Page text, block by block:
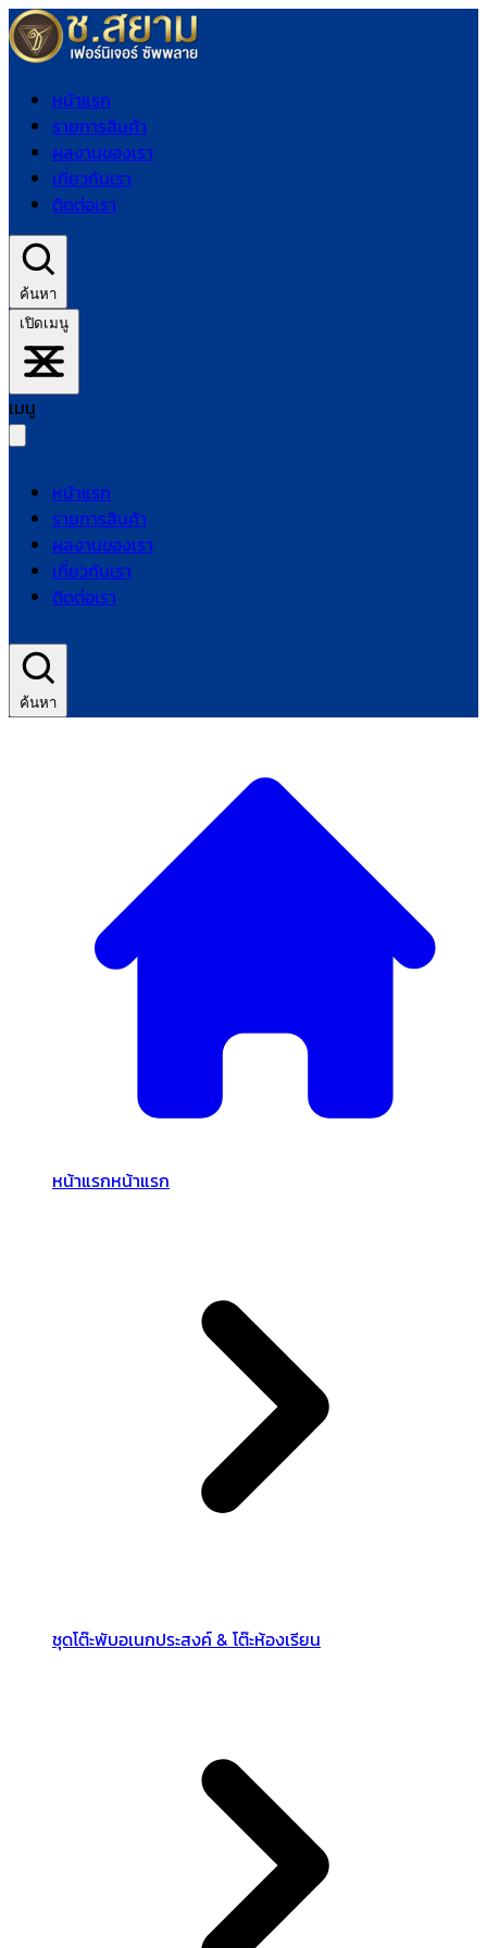
หน้าแรก
รายการสินค้า
ผลงานของเรา
เกี่ยวกับเรา
ติดต่อเรา
ค้นหา
เปิดเมนู
เมนู
หน้าแรก
รายการสินค้า
ผลงานของเรา
เกี่ยวกับเรา
ติดต่อเรา
ค้นหา
หน้าแรกหน้าแรก
ชุดโต๊ะพับอเนกประสงค์ & โต๊ะห้องเรียน